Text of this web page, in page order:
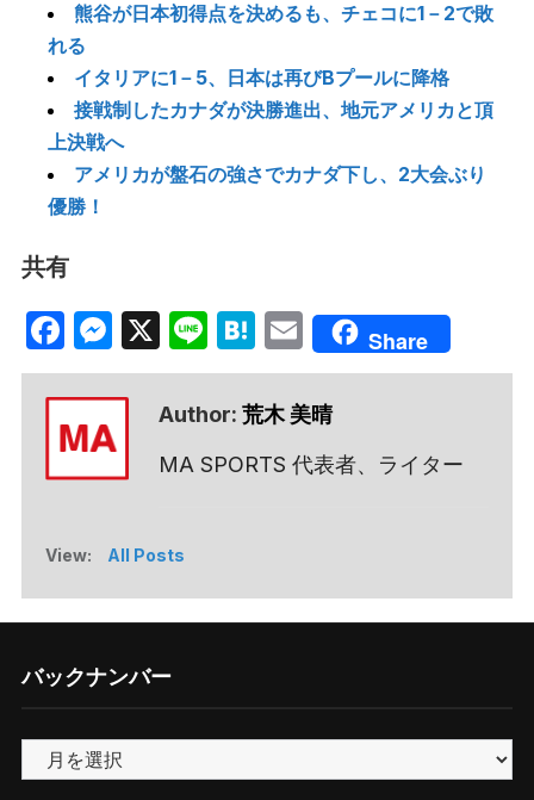
熊谷が日本初得点を決めるも、チェコに1－2で敗
れる
イタリアに1－5、日本は再びBプールに降格
接戦制したカナダが決勝進出、地元アメリカと頂
上決戦へ
アメリカが盤石の強さでカナダ下し、2大会ぶり
優勝！
共有
Facebook
Messenger
X LineHatena
EmailShare
Author: 荒木 美晴
MA SPORTS 代表者、ライター
View: All Posts
バックナンバー
ッ